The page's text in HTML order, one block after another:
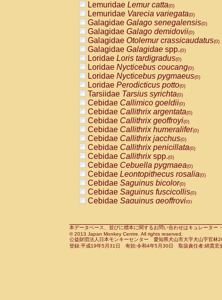
AtelidaeAlouatta seniculus
AtelidaeAlouattaspp.(0)
AtelidaeAteles belzebuth(0)
AtelidaeAteles geoffroyi(0)
AtelidaeAteles paniscus(0)
AtelidaeAtelesspp.(0)
Atelidae Lagothrix lagothricha
AtelidaeLagothrix lagothricha cana
PitheciidaeCacajao calvus
PitheciidaeCallicebus cupreus
PitheciidaeCallicebus donacophilus
PitheciidaeCallicebus moloch
PitheciidaeCallicebus torquatus
PitheciidaeCallicebusspp.(0)
PitheciidaeChiropotes satanas(0)
PitheciidaePithecia monachus
PitheciidaePithecia pithecia(0)
CercopithecidaeCercocebus agilis
CercopithecidaeCercocebus
CercopithecidaeCercocebus
CercopithecidaeCercocebus
CercopithecidaeCercocebus
CercopithecidaeCercocebushybrid
CercopithecidaePapio anubis(0)
CercopithecidaePapio cynocephalus
CercopithecidaePapio hamadryas(0)
Lemuridae Lemur catta(0)
Lemuridae Varecia variegata(0)
Galagidae Galago senegalensis(0)
Galagidae Galago demidovii(0)
Galagidae Otolemur crassicaudatus(0)
Galagidae Galagidae spp.(0)
Loridae Loris tardigradus(0)
Loridae Nycticebus coucang(0)
Loridae Nycticebus pygmaeus(0)
Loridae Perodicticus potto(0)
Tarsiidae Tarsius syrichta(0)
Cebidae Callimico goeldii(0)
Cebidae Callithrix argentata(0)
Cebidae Callithrix geoffroyi(0)
Cebidae Callithrix humeralifer(0)
Cebidae Callithrix jacchus(0)
Cebidae Callithrix penicillata(0)
Cebidae Callithrixspp.(0)
Cebidae Cebuella pygmaea(0)
Cebidae Leontopithecus rosalia(0)
Cebidae Saguinus bicolor(0)
Cebidae Saguinus fuscicollis(0)
Cebidae Saguinus geoffroyi(0)
CebidaeSaguinus leucopus(0)
CebidaeSaguinus midas(0)
Cebidae Saguinus mystax(0)
本データベース、並びに標本に関するお問い合わせはキュレータ
© 2013 Japan Monkey Centre. All rights reserved.
公益財団法人日本モンキーセンター 愛知県犬山市大字犬山字官
登録:平成19年5月31日 有効:令和4年5月30日 取扱責任者:綿貫宏